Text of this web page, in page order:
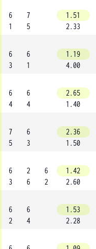
6
1
7
5
1.51
2.33
6
3
6
1
1.19
4.00
6
4
6
4
2.65
1.40
7
5
6
3
2.36
1.50
6
3
2
6
6
2
1.42
2.60
6
2
6
4
1.53
2.28